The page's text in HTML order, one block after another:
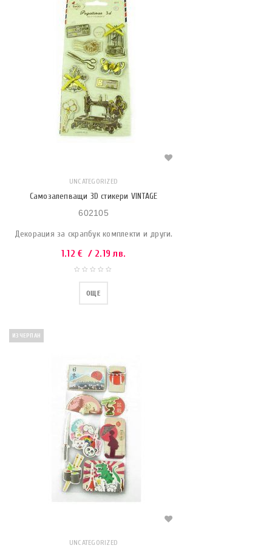
UNCATEGORIZED
Самозалепващи 3D стикери VINTAGE
602105
Декорация за скрапбук комплекти и други.
1.12€ / 2.19 лв.
ОЩЕ
ИЗЧЕРПАН
UNCATEGORIZED